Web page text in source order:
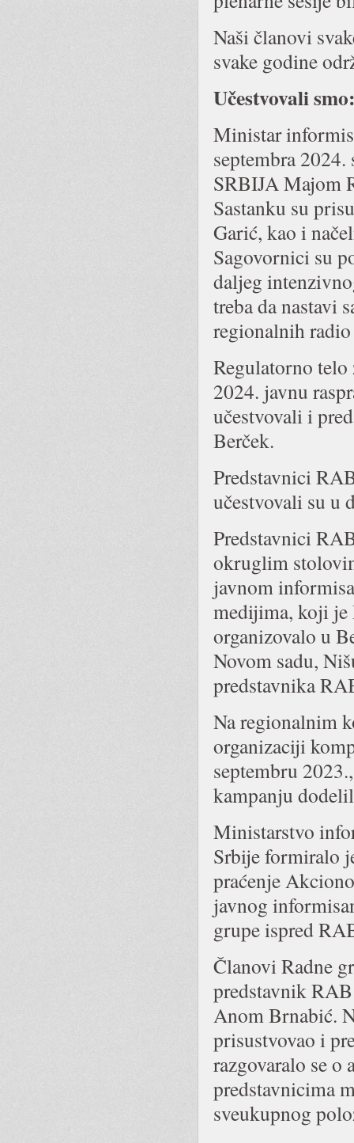
Naši članovi
svake godine
Učestvovali smo:
Ministar
septembra
SRBIJA Majom
Sastanku su
Garić, kao i
Sagovornici su
daljeg
treba da nastavi
regionalnih
Regulatorno
2024. javnu
učestvovali i
Berček.
Predstavnici
učestvovali su u
Predstavnici
okruglim
javnom
medijima, koji
organizovalo u
Novom sadu,
predstavnika
Na regionalnim
organizaciji
septembru
kampanju
Ministarstvo
Srbije formiralo
praćenje
javnog
grupe ispred
Članovi Radne
predstavnik
Anom Brnabić.
prisustvovao i
razgovaralo se
predstavnicima
sveukupnog